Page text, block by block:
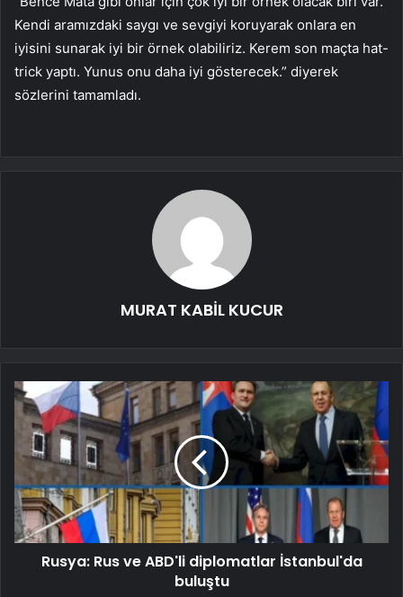
Kendi aramızdaki saygı ve sevgiyi koruyarak onlara en
iyisini sunarak iyi bir örnek olabiliriz. Kerem son maçta hat-
trick yaptı. Yunus onu daha iyi gösterecek.” diyerek
sözlerini tamamladı.
MURAT KABİL KUCUR
Rusya: Rus ve ABD'li diplomatlar İstanbul'da
buluştu